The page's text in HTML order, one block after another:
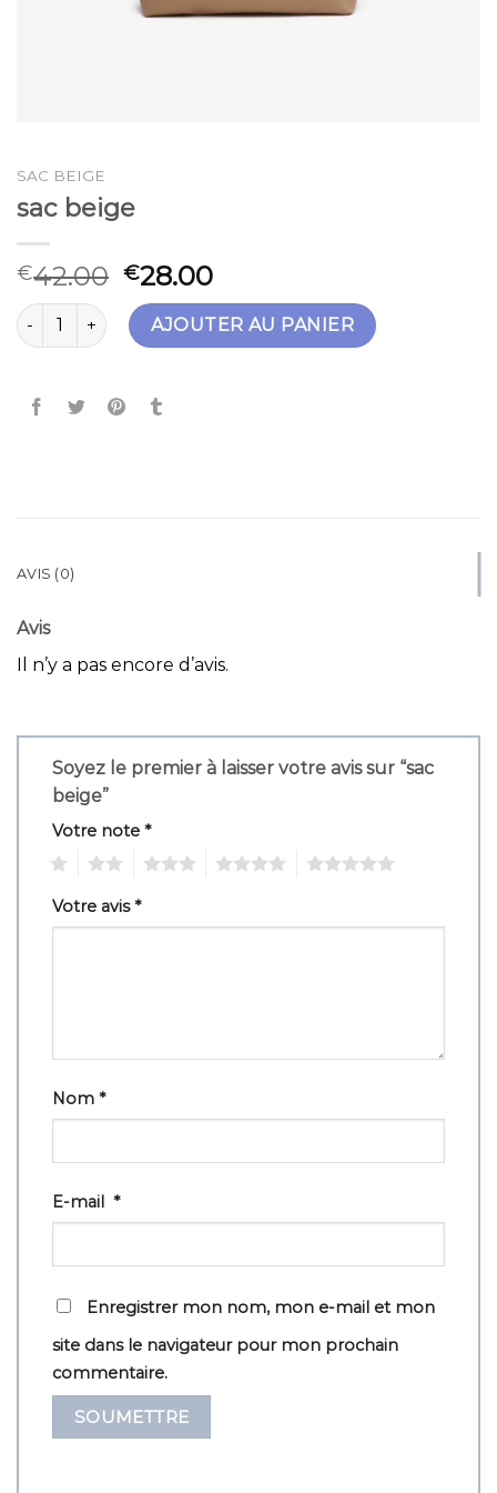
SAC BEIGE
sac beige
€42.00 €28.00
quantité de sac beigeAJOUTER AU PANIER
AVIS (0)
Avis
Il n’y a pas encore d’avis.
Soyez le premier à laisser votre avis sur “sac
beige”
Votre note *
Votre avis*
Nom *
E-mail *
Enregistrer mon nom, mon e-mail et mon
site dans le navigateur pour mon prochain
commentaire.